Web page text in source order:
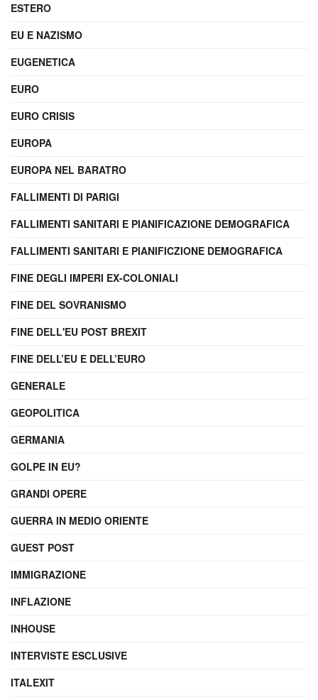
ESTERO
EU E NAZISMO
EUGENETICA
EURO
EURO CRISIS
EUROPA
EUROPA NEL BARATRO
FALLIMENTI DI PARIGI
FALLIMENTI SANITARI E PIANIFICAZIONE DEMOGRAFICA
FALLIMENTI SANITARI E PIANIFICZIONE DEMOGRAFICA
FINE DEGLI IMPERI EX-COLONIALI
FINE DEL SOVRANISMO
FINE DELL'EU POST BREXIT
FINE DELL’EU E DELL’EURO
GENERALE
GEOPOLITICA
GERMANIA
GOLPE IN EU?
GRANDI OPERE
GUERRA IN MEDIO ORIENTE
GUEST POST
IMMIGRAZIONE
INFLAZIONE
INHOUSE
INTERVISTE ESCLUSIVE
ITALEXIT